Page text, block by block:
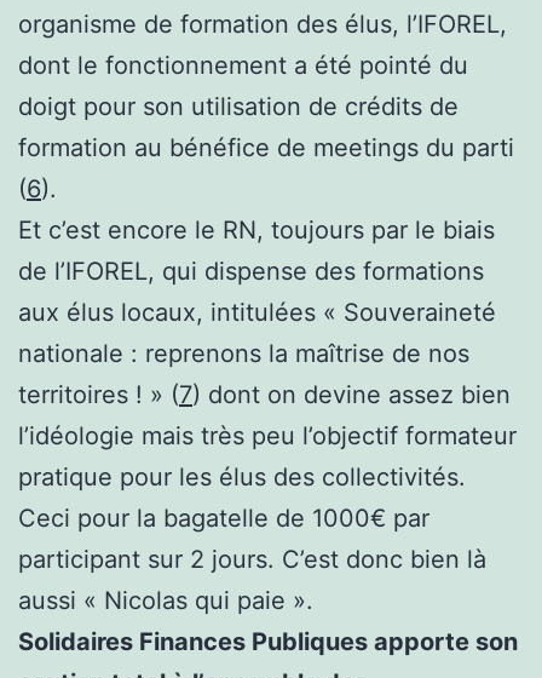
organisme de formation des élus, l’IFOREL,
dont le fonctionnement a été pointé du
doigt pour son utilisation de crédits de
formation au bénéfice de meetings du parti
(6).
Et c’est encore le RN, toujours par le biais
de l’IFOREL, qui dispense des formations
aux élus locaux, intitulées « Souveraineté
nationale : reprenons la maîtrise de nos
territoires ! » (7) dont on devine assez bien
l’idéologie mais très peu l’objectif formateur
pratique pour les élus des collectivités.
Ceci pour la bagatelle de 1000€ par
participant sur 2 jours. C’est donc bien là
aussi « Nicolas qui paie ».
Solidaires Finances Publiques apporte son